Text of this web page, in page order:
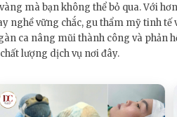
mà bạn không thể bỏ qua. Với
nghề vững chắc, gu thẩm mỹ tinh
ca nâng mũi thành công và phản
lượng dịch vụ nơi đây.